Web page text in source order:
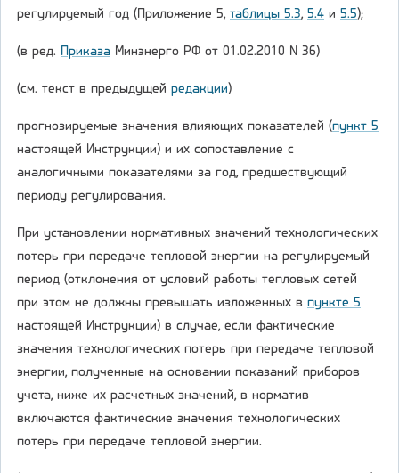
регулируемый год (Приложение 5, таблицы 5.3, 5.4 и 5.5);
(в ред. Приказа Минэнерго РФ от 01.02.2010 N 36)
(см. текст в предыдущей редакции)
прогнозируемые значения влияющих показателей (пункт 5
настоящей Инструкции) и их сопоставление с
аналогичными показателями за год, предшествующий
периоду регулирования.
При установлении нормативных значений технологических
потерь при передаче тепловой энергии на регулируемый
период (отклонения от условий работы тепловых сетей
при этом не должны превышать изложенных в пункте 5
настоящей Инструкции) в случае, если фактические
значения технологических потерь при передаче тепловой
энергии, полученные на основании показаний приборов
учета, ниже их расчетных значений, в норматив
включаются фактические значения технологических
потерь при передаче тепловой энергии.